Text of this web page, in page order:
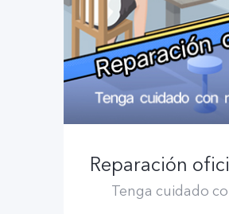
Tenga cuidado